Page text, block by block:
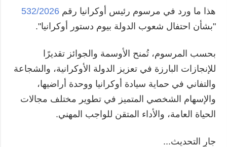
هذا ما ورد في مرسوم رئيس أوكرانيا رقم532/2026
"بشأن احتفال شعوب الدولة بيوم دستور أوكرانيا".
بحسب المرسوم، تُمنح الأوسمة والجوائز تقديرًا
للإنجازات البارزة في تعزيز الدولة الأوكرانية، والشجاعة
والتفاني في حماية سيادة أوكرانيا ووحدة أراضيها،
والإسهام الشخصي المتميز في تطوير مختلف مجالات
الحياة العامة، والأداء المتقن للواجب المهني.
جارٍ التحديث...